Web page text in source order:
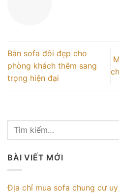
Bàn sofa đôi đẹp cho
phòng khách thêm sang
trọng hiện đại
BÀI VIẾT MỚI
Địa chỉ mua sofa chung cư